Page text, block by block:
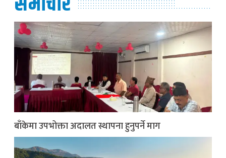
बाँकेमा उपभोक्ता अदालत स्थापना हुनुपर्ने माग